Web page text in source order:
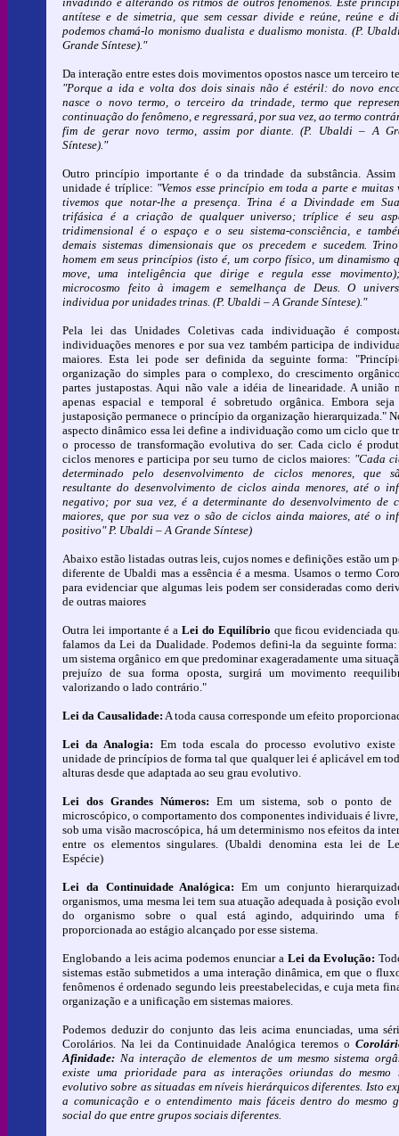
antítese e de simetria, que sem cessar divide e reúne, reúne e
podemos chamá-lo monismo dualista e dualismo monista. (P.
Grande Síntese)."
Da interação entre estes dois movimentos opostos nasce um terceiro
"Porque a ida e volta dos dois sinais não é estéril: do novo
nasce o novo termo, o terceiro da trindade, termo que
continuação do fenômeno, e regressará, por sua vez, ao termo
fim de gerar novo termo, assim por diante. (P. Ubaldi – A
Síntese)."
Outro princípio importante é o da trindade da substância. Assim
unidade é tríplice: "Vemos esse princípio em toda a parte e muitas
tivemos que notar-lhe a presença. Trina é a Divindade em
trifásica é a criação de qualquer universo; tríplice é seu
tridimensional é o espaço e o seu sistema-consciência, e
demais sistemas dimensionais que os precedem e sucedem.
homem em seus princípios (isto é, um corpo físico, um dinamismo
move, uma inteligência que dirige e regula esse
microcosmo feito à imagem e semelhança de Deus. O
individua por unidades trinas. (P. Ubaldi – A Grande Síntese)."
Pela lei das Unidades Coletivas cada individuação é
individuações menores e por sua vez também participa de
maiores. Esta lei pode ser definida da seguinte forma:
organização do simples para o complexo, do crescimento
partes justapostas. Aqui não vale a idéia de linearidade. A união
apenas espacial e temporal é sobretudo orgânica. Embora seja
justaposição permanece o princípio da organização hierarquizada."
aspecto dinâmico essa lei define a individuação como um ciclo que
o processo de transformação evolutiva do ser. Cada ciclo é
ciclos menores e participa por seu turno de ciclos maiores: "Cada
determinado pelo desenvolvimento de ciclos menores, que
resultante do desenvolvimento de ciclos ainda menores, até o
negativo; por sua vez, é a determinante do desenvolvimento de
maiores, que por sua vez o são de ciclos ainda maiores, até o
positivo" P. Ubaldi – A Grande Síntese)
Abaixo estão listadas outras leis, cujos nomes e definições estão um
diferente de Ubaldi mas a essência é a mesma. Usamos o termo
para evidenciar que algumas leis podem ser consideradas como
de outras maiores
Outra lei importante é aLei do Equilíbrio que ficou evidenciada
falamos da Lei da Dualidade. Podemos defini-la da seguinte
um sistema orgânico em que predominar exageradamente uma
prejuízo de sua forma oposta, surgirá um movimento
valorizando o lado contrário."
Lei da Causalidade: A toda causa corresponde um efeito
Lei da Analogia: Em toda escala do processo evolutivo existe
unidade de princípios de forma tal que qualquer lei é aplicável em
alturas desde que adaptada ao seu grau evolutivo.
Lei dos Grandes Números: Em um sistema, sob o ponto de
microscópico, o comportamento dos componentes individuais é livre,
sob uma visão macroscópica, há um determinismo nos efeitos da
entre os elementos singulares. (Ubaldi denomina esta lei de
Espécie)
Lei da Continuidade Analógica: Em um conjunto
organismos, uma mesma lei tem sua atuação adequada à posição
do organismo sobre o qual está agindo, adquirindo uma
proporcionada ao estágio alcançado por esse sistema.
Englobando a leis acima podemos enunciar a Lei da Evolução:
sistemas estão submetidos a uma interação dinâmica, em que o
fenômenos é ordenado segundo leis preestabelecidas, e cuja meta
organização e a unificação em sistemas maiores.
Podemos deduzir do conjunto das leis acima enunciadas, uma
Corolários. Na lei da Continuidade Analógica teremos o
Afinidade: Na interação de elementos de um mesmo sistema
existe uma prioridade para as interações oriundas do mesmo
evolutivo sobre as situadas em níveis hierárquicos diferentes. Isto
a comunicação e o entendimento mais fáceis dentro do mesmo
social do que entre grupos sociais diferentes.